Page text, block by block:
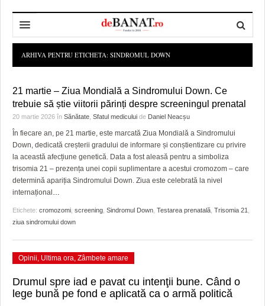
POLITICA DE COOKIES
POLITICA DE CONFIDENȚIALITATE
CONSILIUL JUDEŢEAN TIMIŞ
PREFECTURA TIMIŞ
POLITICA
SPORT
POLI TIMISOARA
FOTBAL JUDETEAN
ALTE SPORTURI
OPINII
DOSARELE DEBANAT
ETICA LUCIDITĂȚII ASISTATE
JURNAL DE CAMPANIE
ZÂMBETE AMARE
ZIARISTU’ DE TERASĂ
TIMP LIBER ȘI CULTURĂ
TIMP LIBER
ULTRAMARIN VA RECOMANDA
CULTURA
UNDE MERGEM
ECONOMIC
AFACERI
SĂNĂTATE
MAI MULTE
ANUNŢURI
ARHIVA PENTRU ETICHETA: SINDROMUL DOWN
21 martie – Ziua Mondială a Sindromului Down. Ce
trebuie să știe viitorii părinți despre screeningul prenatal
20 martie 2026 în Sănătate Sfatul medicului de Daniel Neacșu
În fiecare an, pe 21 martie, este marcată Ziua Mondială a Sindromului
Down, dedicată creșterii gradului de informare și conștientizare cu privire
la această afecțiune genetică. Data a fost aleasă pentru a simboliza
trisomia 21 – prezența unei copii suplimentare a acestui cromozom – care
determină apariția Sindromului Down. Ziua este celebrată la nivel
internațional …
Etichete: cromozomi screening Sindromul Down Testarea prenatală Trisomia 21
ziua sindromului down
Opinii, Ultima ora, Zâmbete amare
Drumul spre iad e pavat cu intenţii bune. Când o
lege bună pe fond e aplicată ca o armă politică